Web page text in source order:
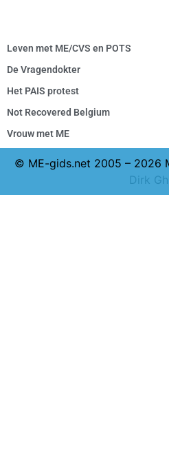
Leven met ME/CVS en POTS
De Vragendokter
Het PAIS protest
Not Recovered Belgium
Vrouw met ME
© ME-gids.net 2005 – 2026
Dirk